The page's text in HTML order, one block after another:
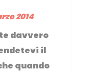
2014
davvero
il
quando